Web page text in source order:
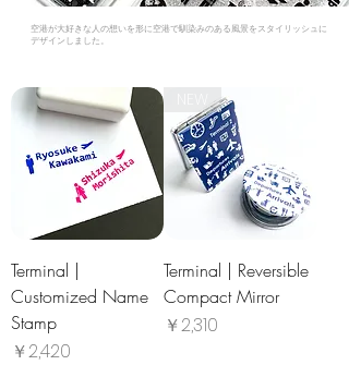
空港が大好きな人の想いを形に空港で馴染みのある風景をスタイリッシュに
デザインしました。
Terminal |
Customized Name
Stamp
価格
￥2,420
Terminal | Reversible
Compact Mirror
価格
￥2,310